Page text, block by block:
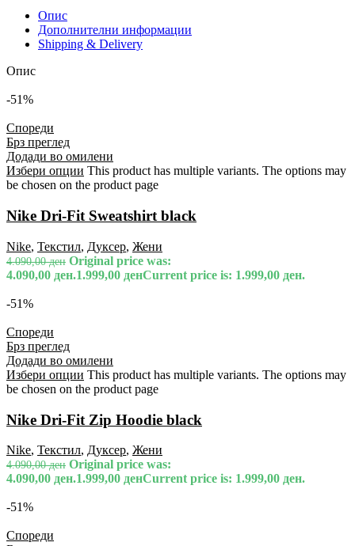
Опис
Дополнителни информации
Shipping & Delivery
Опис
-51%
Спореди
Брз преглед
Додади во омилени
Избери опции This product has multiple variants. The options may
be chosen on the product page
Nike Dri-Fit Sweatshirt black
Nike, Текстил, Дуксер, Жени
4.090,00ден Original price was:
4.090,00 ден.1.999,00 денCurrent price is: 1.999,00 ден.
-51%
Спореди
Брз преглед
Додади во омилени
Избери опции This product has multiple variants. The options may
be chosen on the product page
Nike Dri-Fit Zip Hoodie black
Nike, Текстил, Дуксер, Жени
4.090,00ден Original price was:
4.090,00 ден.1.999,00 денCurrent price is: 1.999,00 ден.
-51%
Спореди